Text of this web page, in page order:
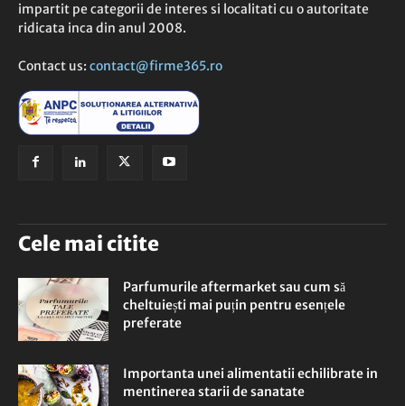
impartit pe categorii de interes si localitati cu o autoritate
ridicata inca din anul 2008.
Contact us: contact@firme365.ro
Cele mai citite
Parfumurile aftermarket sau cum să
cheltuiești mai puțin pentru esențele
preferate
Importanta unei alimentatii echilibrate in
mentinerea starii de sanatate